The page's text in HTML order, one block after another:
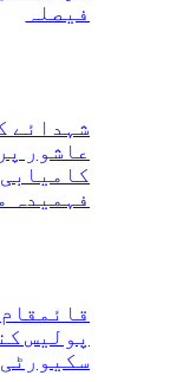
فیصلہ
شہدائے
عاشور
فہمیدہ
پولیس